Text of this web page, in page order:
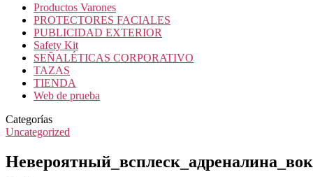
Productos Varones
PROTECTORES FACIALES
PUBLICIDAD EXTERIOR
Safety Kit
SEÑALÉTICAS CORPORATIVO
TAZAS
TIENDA
Web de prueba
Categorías
Uncategorized